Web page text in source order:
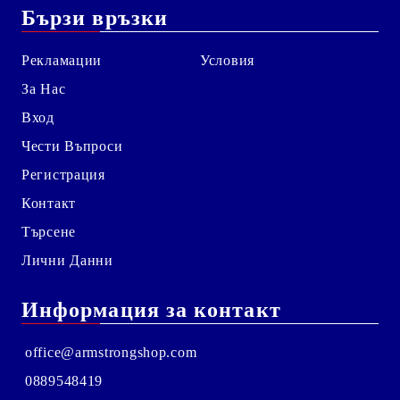
Бързи връзки
Рекламации
За Нас
Вход
Чести Въпроси
Регистрация
Контакт
Търсене
Лични Данни
Условия
Информация за контакт
office@armstrongshop.com
0889548419